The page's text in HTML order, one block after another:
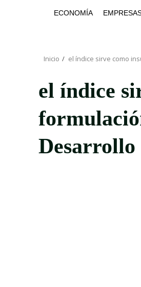
ECONOMÍA
Inicio el índice sirve como
el índice
Desarrollo